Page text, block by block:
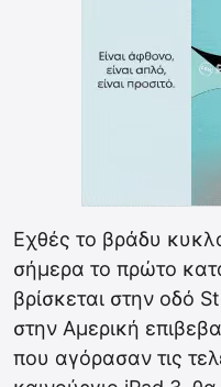
Εχθές το βράδυ
σήμερα το πρώτο
βρίσκεται στην οδό
στην Αμερική
που αγόρασαν τις